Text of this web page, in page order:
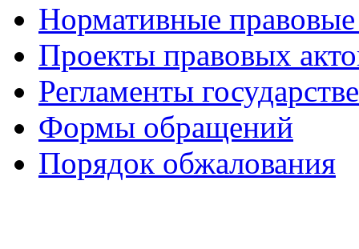
Нормативные
Проекты правовых
Регламенты
Формы обращений
Порядок обжалования